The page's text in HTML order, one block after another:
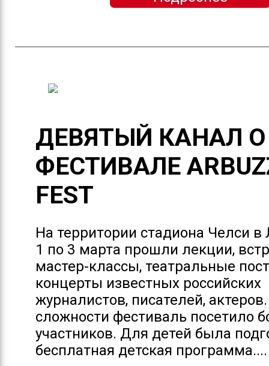
ДЕВЯТЫЙ КАНАЛ О
ФЕСТИBАЛЕ
FEST
На территории стадиона Челси в
1 по 3 марта прошли лекции,
мастер-классы, театральные
концерты известных российских
журналистов, писателей,
сложности фестиваль посетило
участников. Для детей была
бесплатная детская программа....